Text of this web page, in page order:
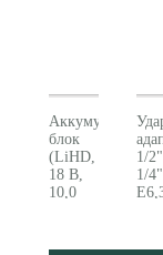
блок
(LiHD,
18 В,
10,0
625549000
1/
1/4"